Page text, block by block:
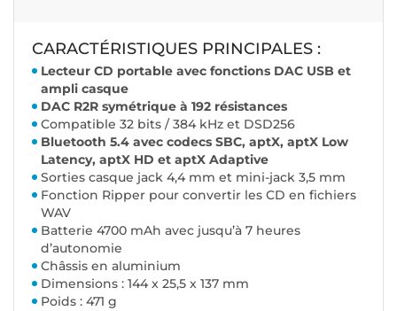
CARACTÉRISTIQUES PRINCIPALES :
Lecteur CD portable avec fonctions DAC USB et
ampli casque
DAC R2R symétrique à 192 résistances
Compatible 32 bits / 384 kHz et DSD256
Bluetooth 5.4 avec codecs SBC, aptX, aptX Low
Latency, aptX HD et aptX Adaptive
Sorties casque jack 4,4 mm et mini-jack 3,5 mm
Fonction Ripper pour convertir les CD en fichiers
WAV
Batterie 4700 mAh avec jusqu’à 7 heures
d’autonomie
Châssis en aluminium
Dimensions : 144 x 25,5 x 137 mm
Poids : 471 g